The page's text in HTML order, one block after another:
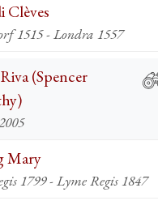
Clèves
1515 - Londra 1557
(Spencer
- 2005
Mary
1799 - Lyme Regis 1847